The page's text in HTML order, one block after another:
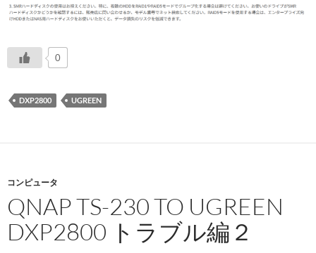
0
DXP2800 UGREEN
コンピュータ
QNAP TS-230 TO UGREEN
DXP2800 トラブル編２